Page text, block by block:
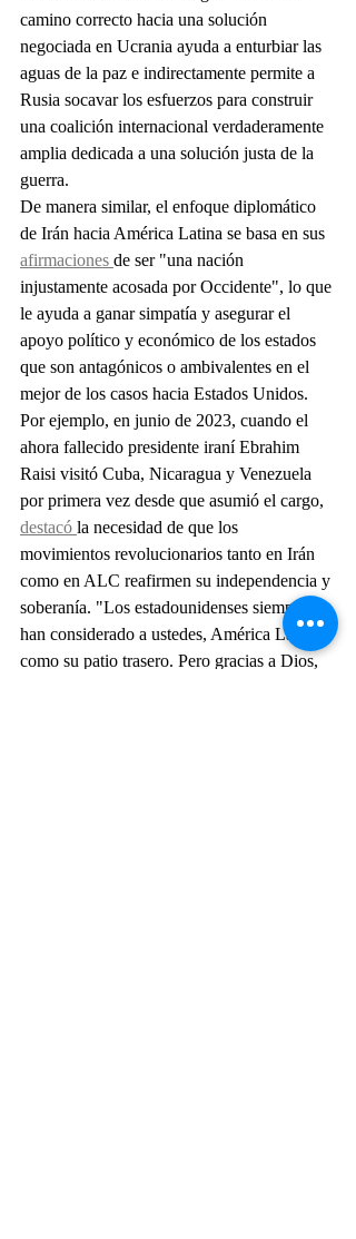
camino correcto hacia una solución
negociada en Ucrania ayuda a enturbiar las
aguas de la paz e indirectamente permite a
Rusia socavar los esfuerzos para construir
una coalición internacional verdaderamente
amplia dedicada a una solución justa de la
guerra.
De manera similar, el enfoque diplomático
de Irán hacia América Latina se basa en sus
afirmaciones de ser "una nación
injustamente acosada por Occidente", lo que
le ayuda a ganar simpatía y asegurar el
apoyo político y económico de los estados
que son antagónicos o ambivalentes en el
mejor de los casos hacia Estados Unidos.
Por ejemplo, en junio de 2023, cuando el
ahora fallecido presidente iraní Ebrahim
Raisi visitó Cuba, Nicaragua y Venezuela
por primera vez desde que asumió el cargo,
destacó la necesidad de que los
movimientos revolucionarios tanto en Irán
como en ALC reafirmen su independencia y
soberanía. "Los estadounidenses siempre los
han considerado a ustedes, América Latina,
como su patio trasero. Pero gracias a Dios,